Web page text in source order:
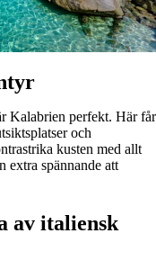
Kalabrien perfekt. Här får
och
kusten med allt
extra spännande att
av italiensk